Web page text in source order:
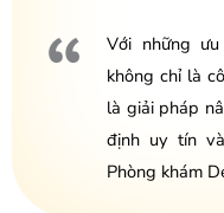
Với những
không chỉ là
là giải pháp
định uy tín
Phòng khám